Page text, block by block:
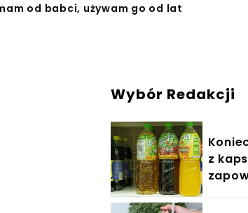
od babci, używam go od lat
Wybór Redakcji
z